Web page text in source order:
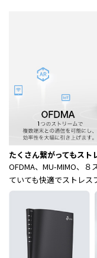
たくさん繋がってもスト
OFDMA、MU-MIMO、
ていても快適でストレス